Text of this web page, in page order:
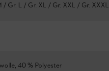
/ Gr. L / Gr. XL / Gr. XXL / Gr. XXXL
40 % Polyester